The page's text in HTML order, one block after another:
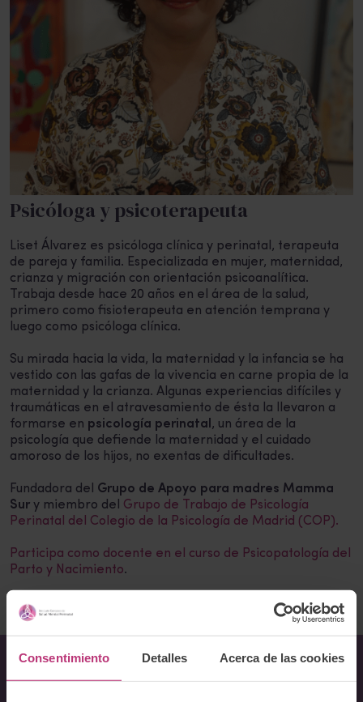
Consentimiento Detalles Acerca de las cookies
Psicóloga y psicoterapeuta
Liset Álvarez es psicóloga clínica y perinatal, terapeuta
de pareja y familia. Especializada en mujer, maternidad,
crianza y migración con orientación psicoanalítica.
Trabaja desde hace 20 años en el área de la salud,
primero como fisioterapeuta en atención temprana y
luego como psicóloga clínica.
Su mirada hacia la vida, la maternidad y la infancia se ha
vestido con las gafas de la vivencia en carne propia de la
maternidad y la crianza. Algunas experiencias difíciles y
traumáticas en el atravesamiento de ésta la llevaron a
formarse en psicología perinatal , un área de la
psicología que defiende la maternidad y el cuidado
amoroso de los hijos, no exentas de dificultades.
Fundadora del Grupo de Apoyo para madres Mamma
Sur y miembro del Grupo de Trabajo de Psicología
Perinatal del Colegio de la Psicología de Madrid (COP).
Participa como docente en el curso de Psicopatología del
Parto y Nacimiento.